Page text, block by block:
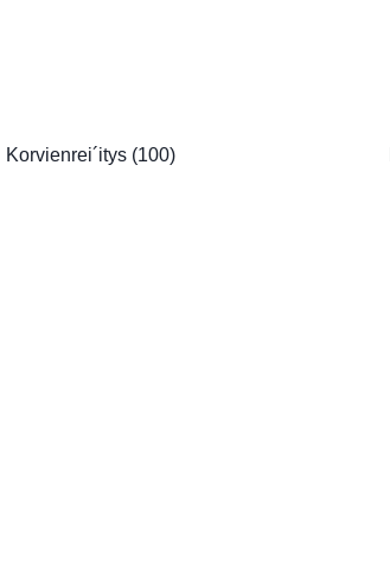
Korvienrei´itys (100)